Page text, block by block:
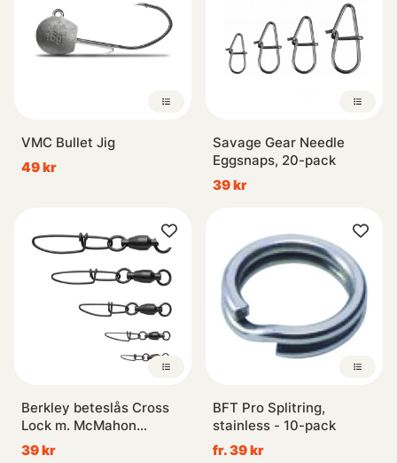
VMC Bullet Jig
49 kr
Savage Gear Needle
Eggsnaps, 20-pack
39 kr
Berkley beteslås Cross
Lock m. McMahon
lekande
39 kr
BFT Pro Splitring,
stainless - 10-pack
fr. 39 kr